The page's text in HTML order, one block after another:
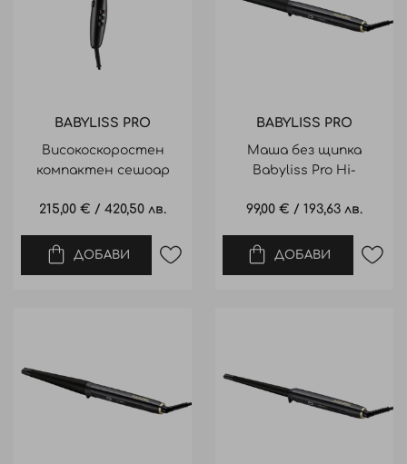
BABYLISS PRO
Високоскоростен
компактен сешоар
Speed Digital
215,00 € /420,50 лв.
ДОБАВИ
BABYLISS PRO
Маша без щипка
Babyliss Pro Hi-
Wand 28mm
99,00 € / 193,63 лв.
ДОБАВИ